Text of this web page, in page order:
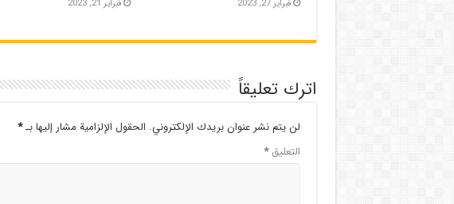
فبراير 27, 2023 فبراير 21, 2023
اترك تعليقاً
لن يتم نشر عنوان بريدك الإلكتروني. الحقول الإلزامية مشار إليها بـ*
التعليق*